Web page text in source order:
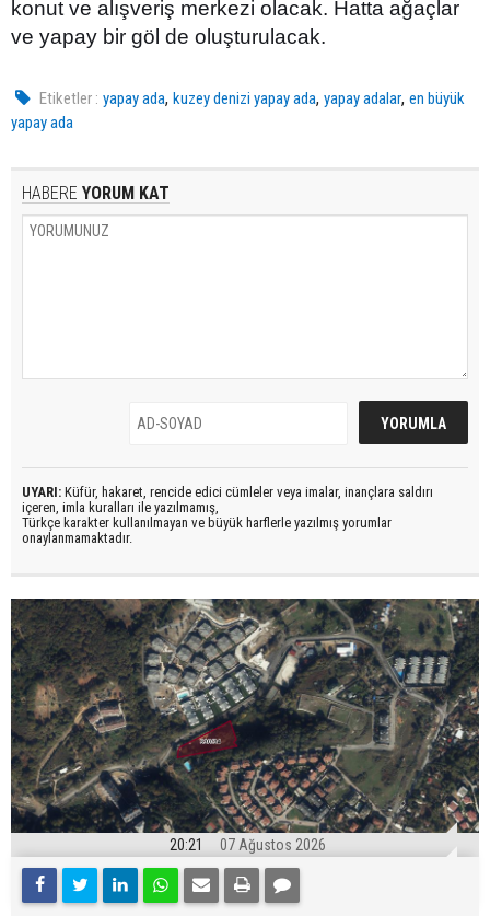
konut ve alışveriş merkezi olacak. Hatta ağaçlar
ve yapay bir göl de oluşturulacak.
Etiketler : yapay ada,kuzey denizi yapay ada,yapay adalar,en büyük
yapay ada
HABERE YORUM KAT
UYARI: Küfür, hakaret, rencide edici cümleler veya imalar, inançlara saldırı
içeren, imla kuralları ile yazılmamış,
Türkçe karakter kullanılmayan ve büyük harflerle yazılmış yorumlar
onaylanmamaktadır.
20:21 07 Ağustos 2026